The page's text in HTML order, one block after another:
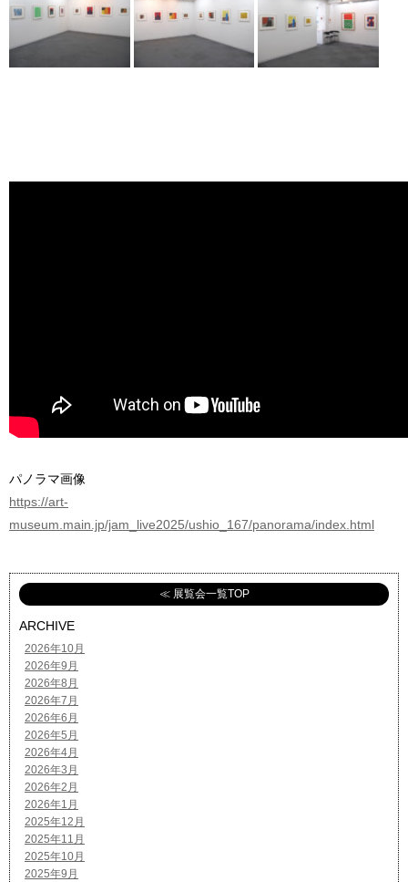
パノラマ画像
https://art-
museum.main.jp/jam_live2025/ushio_167/panorama/index.html
≪ 展覧会一覧TOP
ARCHIVE
2026年10月
2026年9月
2026年8月
2026年7月
2026年6月
2026年5月
2026年4月
2026年3月
2026年2月
2026年1月
2025年12月
2025年11月
2025年10月
2025年9月